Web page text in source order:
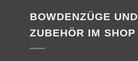
BOWDENZÜGE UND
ZUBEHÖR IM SHOP